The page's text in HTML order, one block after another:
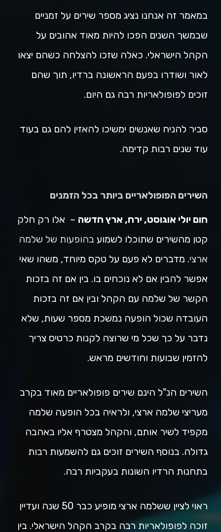
במאמר זה אנחנו נציג מספר שירים על זמניים
שבמשך השנים הפכו להיות מאוד אהובים על
הקהל הישראלי. כאלה שזכו להצלחה כשהם יצאו
לאור ושודרו בפעם הראשונה ברדיו, תוך שהם
זוכים לפופולאריות רבה גם היום.
סביר להניח שאנשים ימשיכו להאזין להם גם בעוד
עוד שנים רבות קדימה.
השירים הפופולאריים ביותר בכל הזמנים
חום יולי אוגוסט, ירח, ארץ חדשה – אלו רק חלק
קטן מהשירים שתוכלו לשמוע בהופעות של שלמה
ארצי. מדברים לא פעם על טקס מיוחד, משהו שאי
אפשר להבין אם לא נוכחים בו. בין אם זה בזכות
הקשר של שלמה עם הקהל ובין אם זה בזכות
העובדה שכול הופעה נמשכת מספר שעות, שלא
נדבר על כך שכל מי שרוצה לקנות כרטיס צריך
להזמין שבועות וחודשים מראש.
השירים הנ"ל הינם שירים פופולאריים מאוד בקרב
מעריצי שלמה ארצי, ולראיה בכל הופעה שלמה
מקפיד לשיר אותם, והקהל מצטרף אליו באהבה
גדולה. בנוסף השירים זוכים גם להשמעות רבות
בתחנות הרדיו השונות בעקביות רבה.
ראוי לציין ששלמה ארצי מופיע כבר 50 שנה ועדיין
זוכה לפופולאריות רבה בקרב הקהל הישראלי. בין